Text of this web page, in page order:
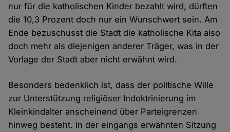
nur für die katholischen Kinder bezahlt wird, dürften
die 10,3 Prozent doch nur ein Wunschwert sein. Am
Ende bezuschusst die Stadt die katholische Kita also
doch mehr als diejenigen anderer Träger, was in der
Vorlage der Stadt aber nicht erwähnt wird.
Besonders bedenklich ist, dass der politische Wille
zur Unterstützung religiöser Indoktrinierung im
Kleinkindalter anscheinend über Parteigrenzen
hinweg besteht. In der eingangs erwähnten Sitzung